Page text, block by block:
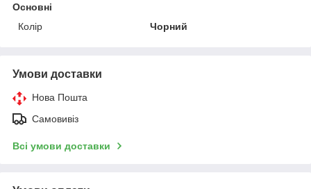
Основні
Колір
Чорний
Умови доставки
Нова Пошта
Самовивіз
Всі умови доставки